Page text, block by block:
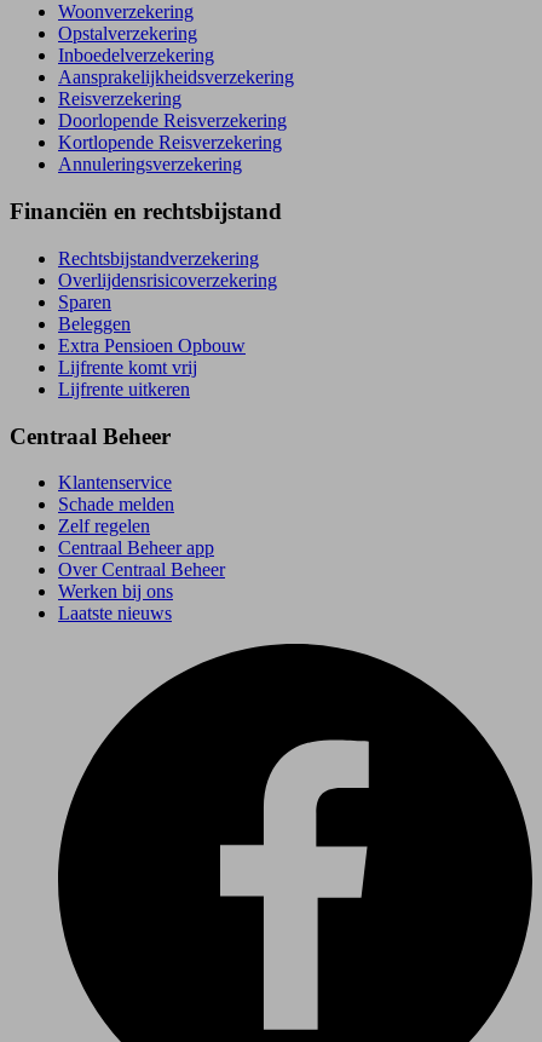
Woonverzekering
Opstal­verzekering
Inboedel­verzekering
Aansprakelijkheids­verzekering
Reisverzekering
Doorlopende Reisverzekering
Kortlopende Reisverzekering
Annuleringsverzekering
Financiën en rechtsbijstand
Rechtsbijstand­verzekering
Overlijdensrisico­verzekering
Sparen
Beleggen
Extra Pensioen Opbouw
Lijfrente komt vrij
Lijfrente uitkeren
Centraal Beheer
Klantenservice
Schade melden
Zelf regelen
Centraal Beheer app
Over Centraal Beheer
Werken bij ons
Laatste nieuws